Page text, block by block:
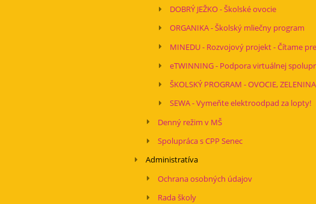
DOBRÝ JEŽKO - Školské ovocie
ORGANIKA - Školský mliečny program
MINEDU - Rozvojový projekt - Čítame
eTWINNING - Podpora virtuálnej
ŠKOLSKÝ PROGRAM - OVOCIE,
SEWA - Vymeňte elektroodpad za lopty!
Denný režim v MŠ
Spolupráca s CPP Senec
Administratíva
Ochrana osobných údajov
Rada školy